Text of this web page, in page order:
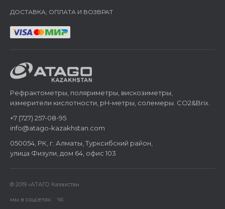
ДОСТАВКА, ОПЛАТА И ВОЗВРАТ
Рефрактометры, поляриметры, вискозиметры,
измерители кислотности, pH-метры, солемеры. CO2&Brix.
+7 (727) 257-08-95
info@atago-kazakhstan.com
050054, РК, г. Алматы, Турксибский район,
улица Физули, дом 64, офис 103
© 2019 «АТАГО Казахстан
мы в соцсетях: